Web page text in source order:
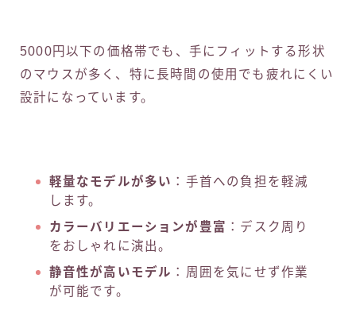
5000円以下の価格帯でも、手にフィットする形状
のマウスが多く、特に長時間の使用でも疲れにくい
設計になっています。
軽量なモデルが多い ：手首への負担を軽減
します。
カラーバリエーションが豊富 ：デスク周り
をおしゃれに演出。
静音性が高いモデル ：周囲を気にせず作業
が可能です。